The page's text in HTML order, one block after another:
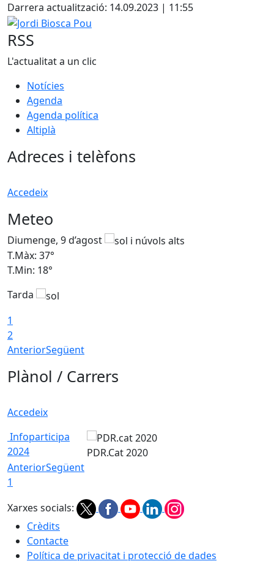
Darrera actualització: 14.09.2023 | 11:55
Jordi Biosca Pou
RSS
L'actualitat a un clic
Notícies
Agenda
Agenda política
Altiplà
Adreces i telèfons
Accedeix
Meteo
Diumenge, 9 d’agost
T.Màx: 37°
T.Min: 18°
Tarda
1
2
AnteriorSegüent
Plànol / Carrers
Accedeix
Infoparticipa
2024
PDR.Cat 2020
AnteriorSegüent
1
Xarxes socials:
Crèdits
Contacte
Política de privacitat i protecció de dades